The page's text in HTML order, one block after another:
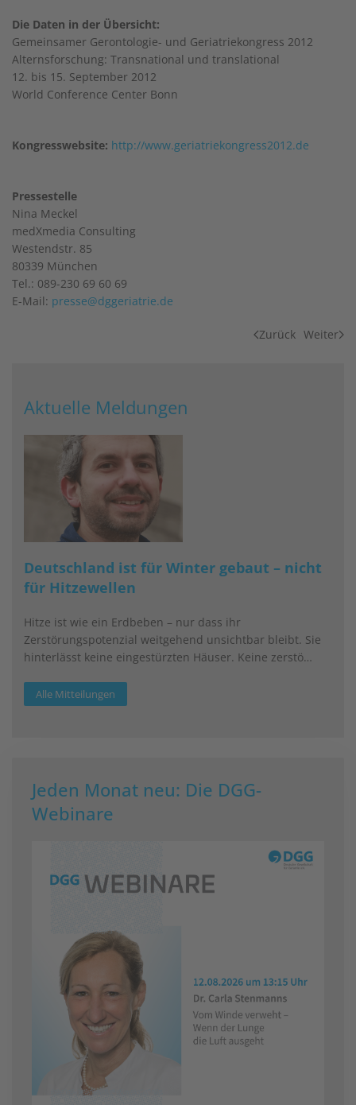
Die Daten in der Übersicht:
Gemeinsamer Gerontologie- und Geriatriekongress 2012
Alternsforschung: Transnational und translational
12. bis 15. September 2012
World Conference Center Bonn
Kongresswebsite: http://www.geriatriekongress2012.de
Pressestelle
Nina Meckel
medXmedia Consulting
Westendstr. 85
80339 München
Tel.: 089-230 69 60 69
E-Mail: presse@dggeriatrie.de
Zurück Weiter
Aktuelle Meldungen
Deutschland ist für Winter gebaut – nicht
für Hitzewellen
Hitze ist wie ein Erdbeben – nur dass ihr
Zerstörungspotenzial weitgehend unsichtbar bleibt. Sie
hinterlässt keine eingestürzten Häuser. Keine zerstö…
Alle Mitteilungen
Jeden Monat neu: Die DGG-
Webinare